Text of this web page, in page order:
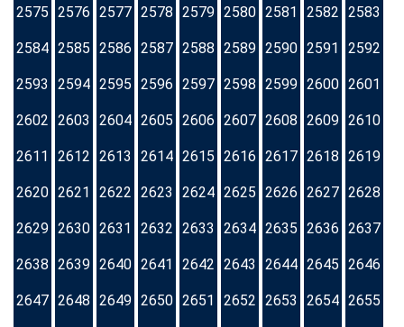
2575 2576 2577 2578 2579 2580 2581 2582 2583
2584 2585 2586 2587 2588 2589 2590 2591 2592
2593 2594 2595 2596 2597 2598 2599 2600 2601
2602 2603 2604 2605 2606 2607 2608 2609 2610
2611 2612 2613 2614 2615 2616 2617 2618 2619
2620 2621 2622 2623 2624 2625 2626 2627 2628
2629 2630 2631 2632 2633 2634 2635 2636 2637
2638 2639 2640 2641 2642 2643 2644 2645 2646
2647 2648 2649 2650 2651 2652 2653 2654 2655